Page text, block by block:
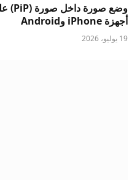
أجهزة iPhone وAndroid
19 يوليو، 2026